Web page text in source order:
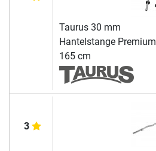
Taurus 30 mm
Hantelstange Premium
165 cm
3